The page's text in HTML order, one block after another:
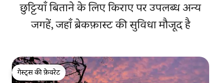
छुट्टियाँ बिताने के लिए किराए पर उपलब्ध अन्य
जगहें, जहाँ ब्रेकफ़ास्ट की सुविधा मौजूद है
गेस्ट्स की फ़ेवरेट
गेस्ट्स की फ़ेवरेट